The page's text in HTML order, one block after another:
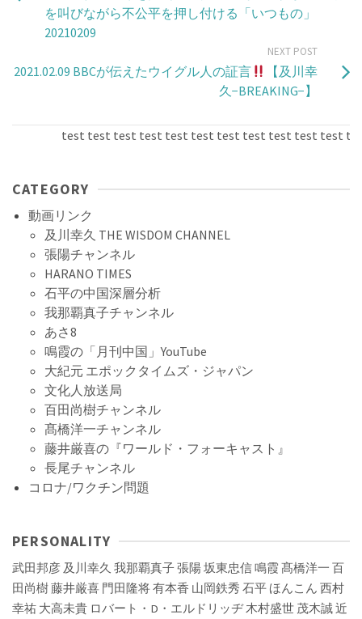
を叫びながら不公平を押し付ける「いつもの」
20210209
NEXT POST
2021.02.09 BBCが伝えたウイグル人の証言
【及川幸
久−BREAKING−】
test test test test test test test test test test test
CATEGORY
動画リンク
及川幸久 THE WISDOM CHANNEL
張陽チャンネル
HARANO TIMES
石平の中国深層分析
我那覇真子チャンネル
あさ8
鳴霞の「月刊中国」YouTube
大紀元 エポックタイムズ・ジャパン
文化人放送局
百田尚樹チャンネル
髙橋洋一チャンネル
藤井厳喜の『ワールド・フォーキャスト』
長尾チャンネル
コロナ/ワクチン問題
PERSONALITY
武田邦彦 及川幸久 我那覇真子張陽坂東忠信鳴霞 髙橋洋一 百
田尚樹藤井厳喜 門田隆将有本香 山岡鉄秀 石平 ほんこん 西村
幸祐 大高未貴 ロバート・D・エルドリッヂ木村盛世 茂木誠近